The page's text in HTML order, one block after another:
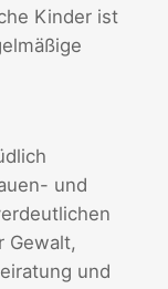
Kinder ist
und
Gewalt,
und